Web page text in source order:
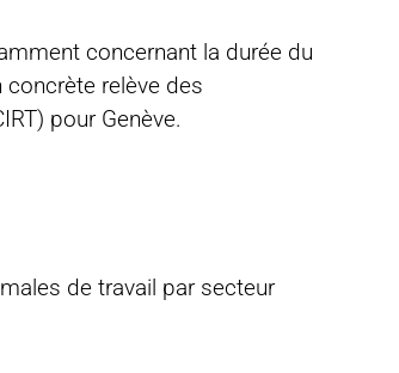
concernant la durée du
relève des
pour Genève.
de travail par secteur